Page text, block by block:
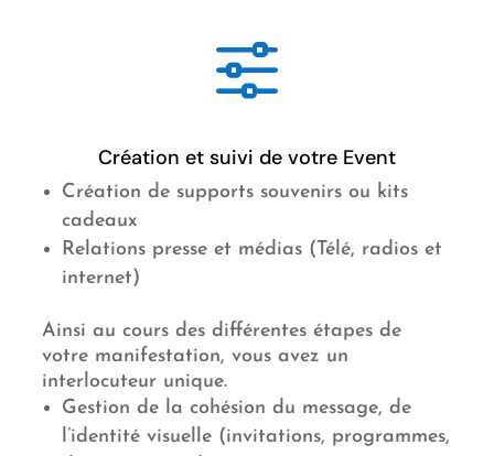
f
Création et suivi de votre Event
Création de supports souvenirs ou kits
cadeaux
Relations presse et médias (Télé, radios et
internet)
Ainsi au cours des différentes étapes de
votre manifestation, vous avez un
interlocuteur unique.
Gestion de la cohésion du message, de
l’identité visuelle (invitations, programmes,